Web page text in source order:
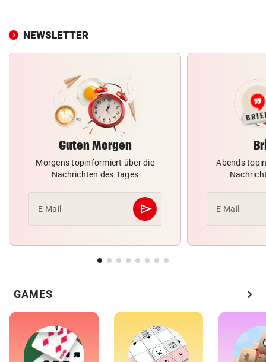
NEWSLETTER
Guten Morgen
Morgens topinformiert über die
Nachrichten des Tages
E-Mail send
Abschicken
Abends
E-Mail
GAMES chevron_right